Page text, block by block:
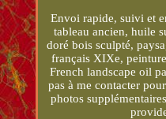
Envoi rapide, suivi et
tableau ancien, huile
doré bois sculpté,
français XIXe,
French landscape oil
pas à me contacter
photos